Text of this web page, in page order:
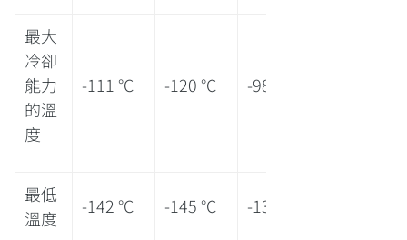
最大
冷卻
能力
的溫
度
-111 °C -120 °C -98 °C
最低
溫度
-142 °C -145 °C -133 °C